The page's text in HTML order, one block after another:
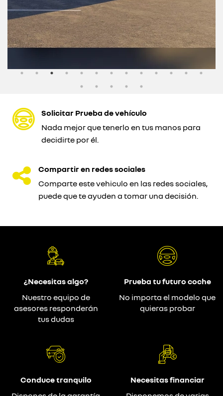
Solicitar Prueba de vehículo
Nada mejor que tenerlo en tus manos para
decidirte por él.
Compartir en redes sociales
Comparte este vehiculo en las redes sociales,
puede que te ayuden a tomar una decisión.
¿Necesitas algo?
Nuestro equipo de
asesores responderán
tus dudas
Prueba tu futuro coche
No importa el modelo que
quieras probar
Conduce tranquilo
Necesitas financiar